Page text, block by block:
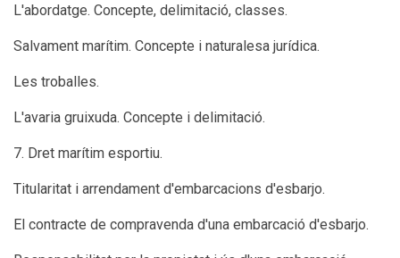
L'abordatge. Concepte, delimitació, classes.
Salvament marítim. Concepte i naturalesa jurídica.
Les troballes.
L'avaria gruixuda. Concepte i delimitació.
7. Dret marítim esportiu.
Titularitat i arrendament d'embarcacions d'esbarjo.
El contracte de compravenda d'una embarcació d'esbarjo.